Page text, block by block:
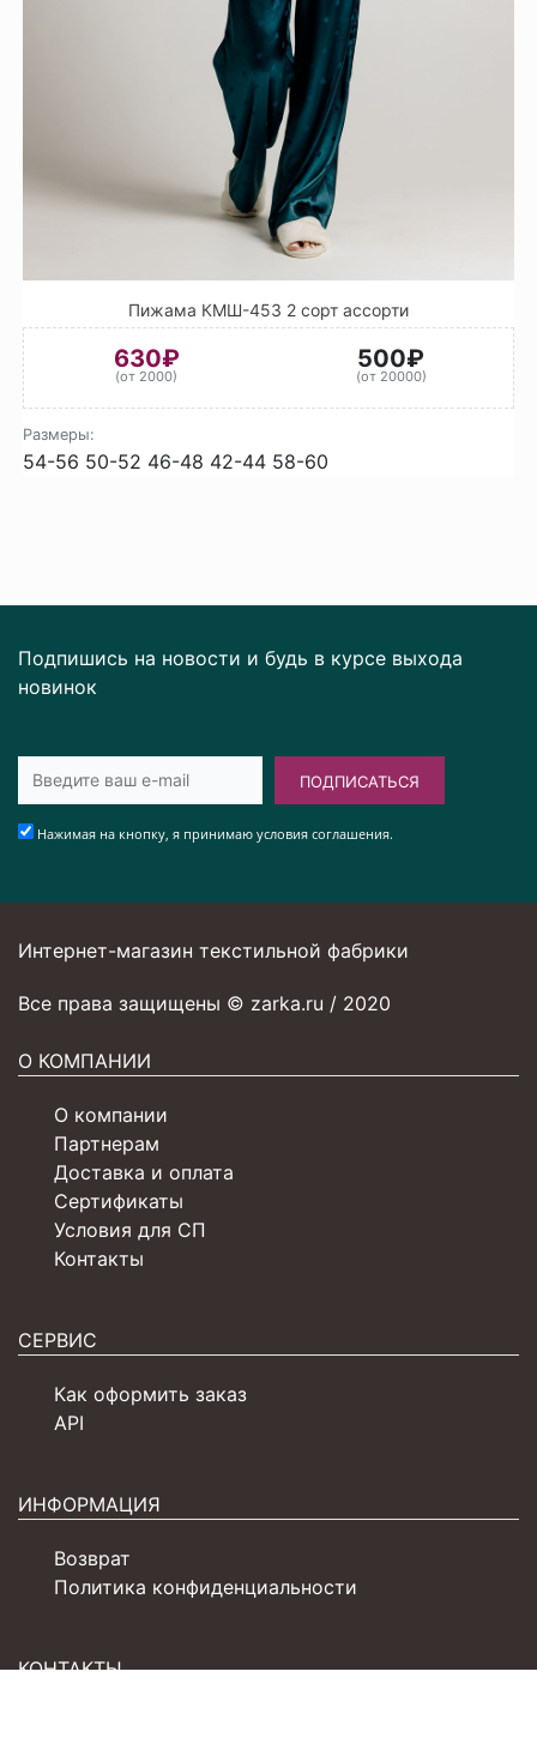
Пижама КМШ-453 2 сорт ассорти
630₽
(от 2000)
500₽
(от 20000)
Размеры:
54-56 50-52 46-48 42-44 58-60
Подпишись на новости и будь в курсе выхода
новинок
ПОДПИСАТЬСЯ
Нажимая на кнопку, я принимаю условия соглашения.
Интернет-магазин текстильной фабрики
Все права защищены © zarka.ru / 2020
О КОМПАНИИ
О компании
Партнерам
Доставка и оплата
Сертификаты
Условия для СП
Контакты
СЕРВИС
Как оформить заказ
API
ИНФОРМАЦИЯ
Возврат
Политика конфиденциальности
КОНТАКТЫ